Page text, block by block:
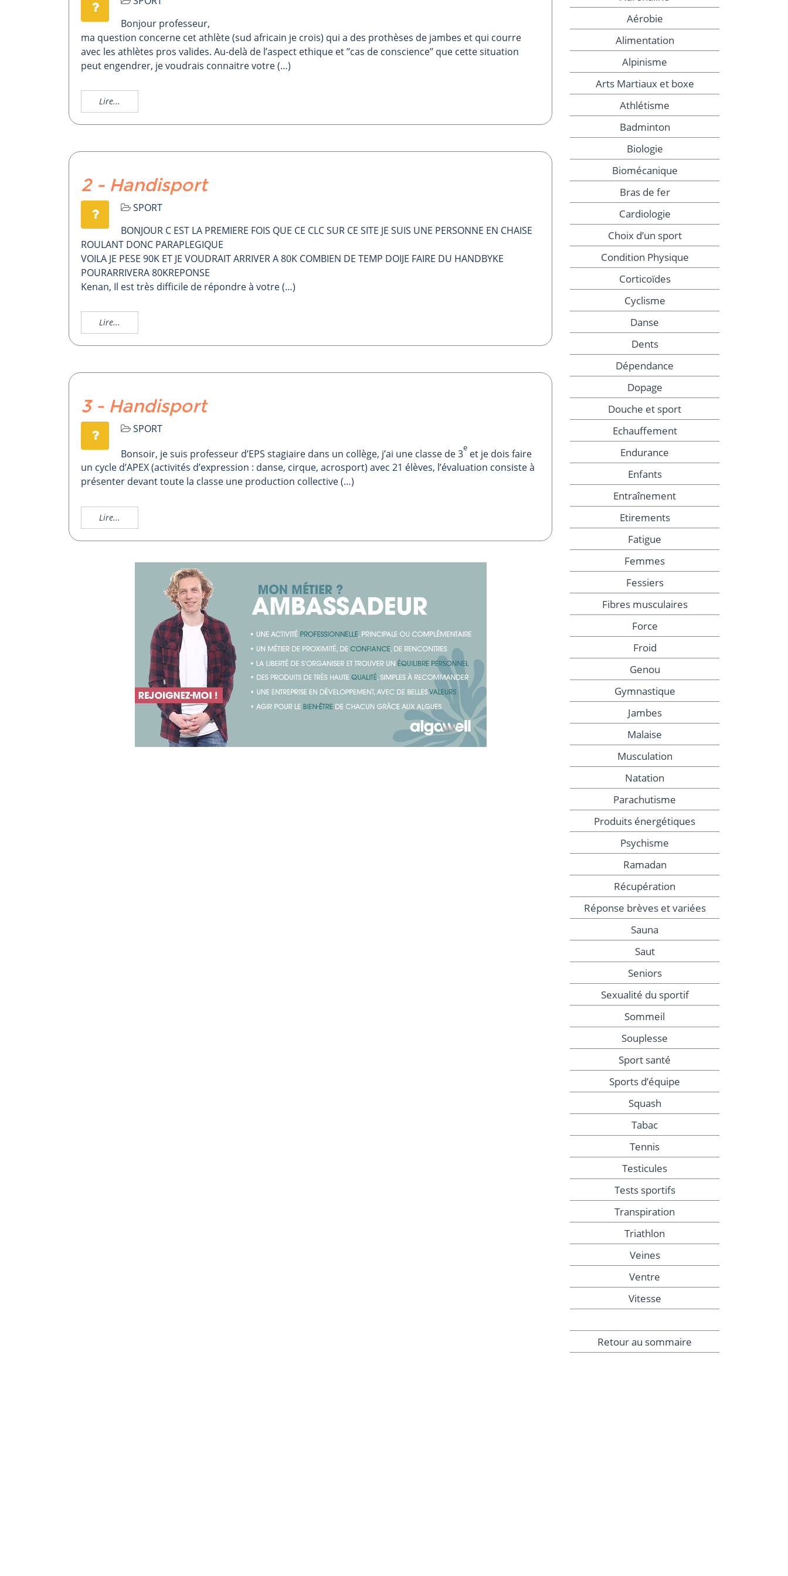
Bonjour professeur,
ma question concerne cet athlète (sud africain je crois) qui a des prothèses de jambes et qui courre
avec les athlètes pros valides. Au-delà de l’aspect ethique et ’’cas de conscience’’ que cette situation
peut engendrer, je voudrais connaitre votre (…)
Lire...
2 - Handisport
SPORT
BONJOUR C EST LA PREMIERE FOIS QUE CE CLC SUR CE SITE JE SUIS UNE PERSONNE EN CHAISE
ROULANT DONC PARAPLEGIQUE
VOILA JE PESE 90K ET JE VOUDRAIT ARRIVER A 80K COMBIEN DE TEMP DOIJE FAIRE DU HANDBYKE
POURARRIVERA 80KREPONSE
Kenan, Il est très difficile de répondre à votre (…)
Lire...
3 - Handisport
SPORT
Bonsoir, je suis professeur d’EPS stagiaire dans un collège, j’ai une classe de 3e et je dois faire
un cycle d’APEX (activités d’expression : danse, cirque, acrosport) avec 21 élèves, l’évaluation consiste à
présenter devant toute la classe une production collective (…)
Lire...
Aérobie
Alimentation
Alpinisme
Arts Martiaux et boxe
Athlétisme
Badminton
Biologie
Biomécanique
Bras de fer
Cardiologie
Choix d’un sport
Condition Physique
Corticoïdes
Cyclisme
Danse
Dents
Dépendance
Dopage
Douche et sport
Echauffement
Endurance
Enfants
Entraînement
Etirements
Fatigue
Femmes
Fessiers
Fibres musculaires
Force
Froid
Genou
Gymnastique
Jambes
Malaise
Musculation
Natation
Parachutisme
Produits énergétiques
Psychisme
Ramadan
Récupération
Réponse brèves et variées
Sauna
Saut
Seniors
Sexualité du sportif
Sommeil
Souplesse
Sport santé
Sports d’équipe
Squash
Tabac
Tennis
Testicules
Tests sportifs
Transpiration
Triathlon
Veines
Ventre
Vitesse
Retour au sommaire